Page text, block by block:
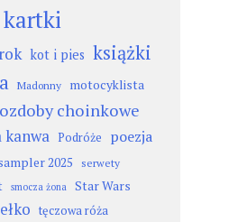
kartki
kot i pies książki
Madonny motocyklista
ozdoby choinkowe
kanwa Podróże poezja
2025 serwety
smocza żona Star Wars
tęczowa róża